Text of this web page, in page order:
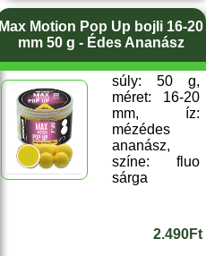
Max Motion Pop Up bojli 16-20
mm 50 g - Édes Ananász
súly: 50 g,
méret: 16-20
mm, íz:
mézédes
ananász,
színe: fluo
sárga
2.490Ft